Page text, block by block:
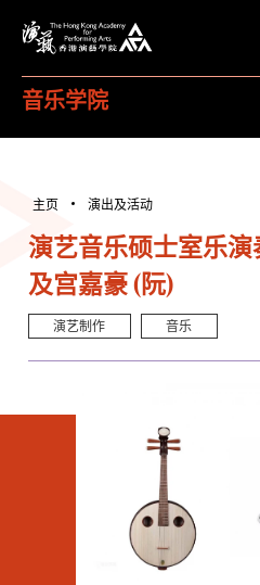
音乐学院
主页 演出及活动
演艺音乐硕士室乐演
及宫嘉豪 (阮)
演艺制作 音乐